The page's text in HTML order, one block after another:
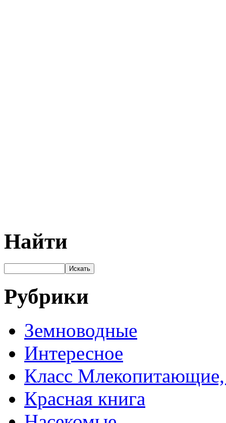
Найти
Рубрики
Земноводные
Интересное
Класс Млекопитающие,
Красная книга